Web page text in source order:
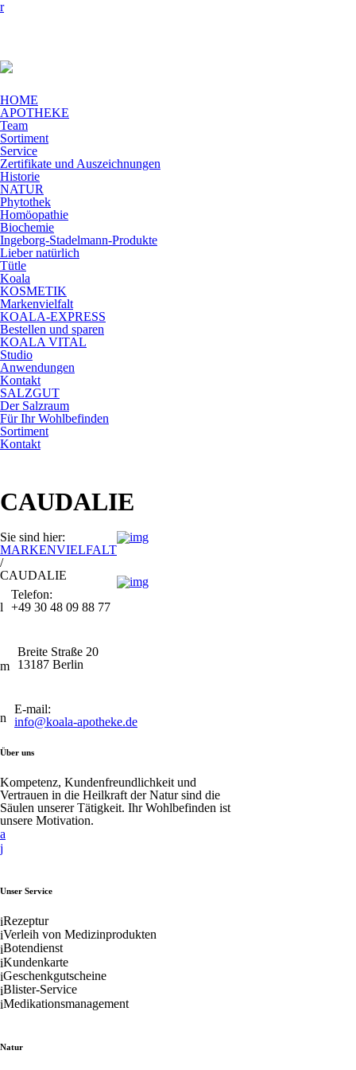
HOME
APOTHEKE
Team
Sortiment
Service
Zertifikate und Auszeichnungen
Historie
NATUR
Phytothek
Homöopathie
Biochemie
Ingeborg-Stadelmann-Produkte
Lieber natürlich
Tütle
Koala
KOSMETIK
Markenvielfalt
KOALA-EXPRESS
Bestellen und sparen
KOALA VITAL
Studio
Anwendungen
Kontakt
SALZGUT
Der Salzraum
Für Ihr Wohlbefinden
Sortiment
Kontakt
CAUDALIE
Sie sind hier:
MARKENVIELFALT
/
CAUDALIE
Telefon:
+49 30 48 09 88 77
Breite Straße 20
13187 Berlin
E-mail:
info@koala-apotheke.de
Über uns
Kompetenz, Kundenfreundlichkeit und
Vertrauen in die Heilkraft der Natur sind die
Säulen unserer Tätigkeit. Ihr Wohlbefinden ist
unsere Motivation.
Unser Service
Rezeptur
Verleih von Medizinprodukten
Botendienst
Kundenkarte
Geschenkgutscheine
Blister-Service
Medikationsmanagement
Natur